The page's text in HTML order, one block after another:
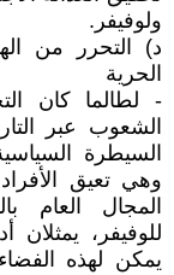
ولوفيفر.
‌د) التحرر من
الحرية
- لطالما كان
الشعوب عبر
السيطرة
وهي تعيق
المجال العام
للوفيفر،
يمكن لهذه